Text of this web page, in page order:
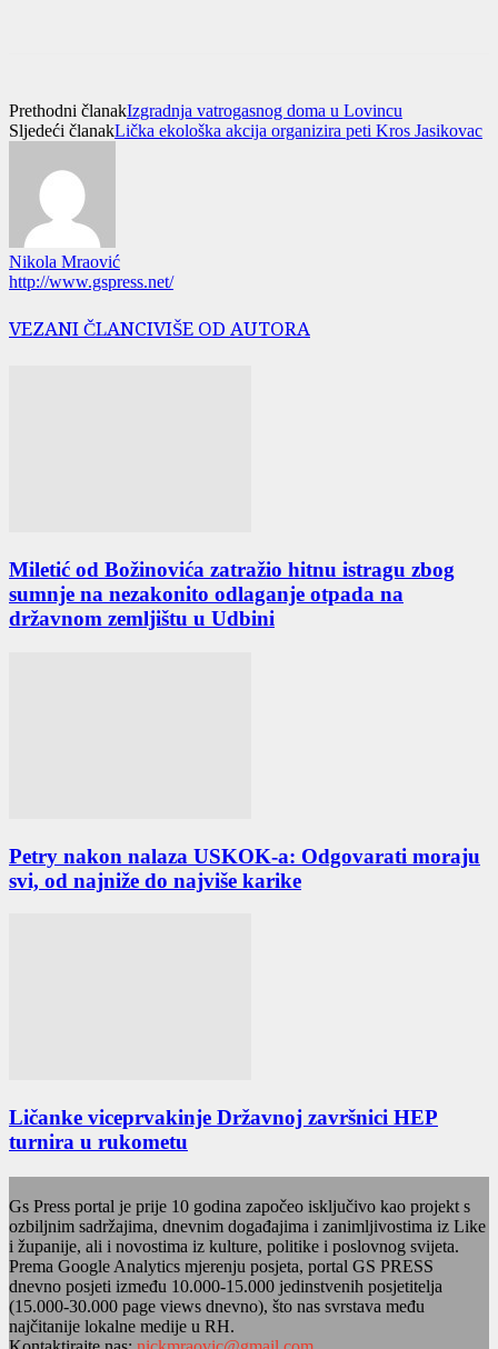
Prethodni članakIzgradnja vatrogasnog doma u Lovincu
Sljedeći članakLička ekološka akcija organizira peti Kros Jasikovac
Nikola Mraović
http://www.gspress.net/
VEZANI ČLANCIVIŠE OD AUTORA
Miletić od Božinovića zatražio hitnu istragu zbog
sumnje na nezakonito odlaganje otpada na
državnom zemljištu u Udbini
Petry nakon nalaza USKOK-a: Odgovarati moraju
svi, od najniže do najviše karike
Ličanke viceprvakinje Državnoj završnici HEP
turnira u rukometu
Gs Press portal je prije 10 godina započeo isključivo kao projekt s
ozbiljnim sadržajima, dnevnim događajima i zanimljivostima iz Like
i županije, ali i novostima iz kulture, politike i poslovnog svijeta.
Prema Google Analytics mjerenju posjeta, portal GS PRESS
dnevno posjeti između 10.000-15.000 jedinstvenih posjetitelja
(15.000-30.000 page views dnevno), što nas svrstava među
najčitanije lokalne medije u RH.